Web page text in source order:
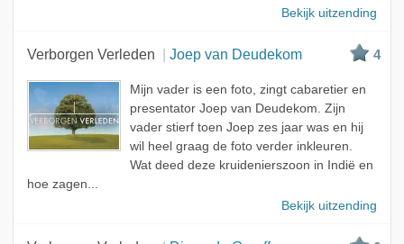
Bekijk uitzending
Verborgen Verleden Joep van Deudekom 4
Mijn vader is een foto, zingt cabaretier en
presentator Joep van Deudekom. Zijn
vader stierf toen Joep zes jaar was en hij
wil heel graag de foto verder inkleuren.
Wat deed deze kruidenierszoon in Indië en
hoe zagen...
Bekijk uitzending